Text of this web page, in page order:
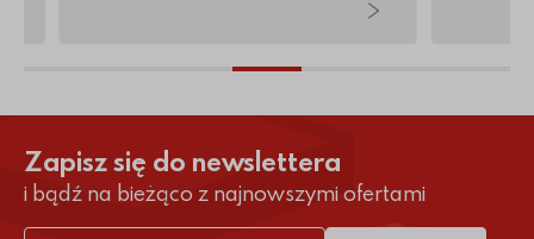
Zapisz się do newslettera
i bądź na bieżąco z najnowszymi ofertami